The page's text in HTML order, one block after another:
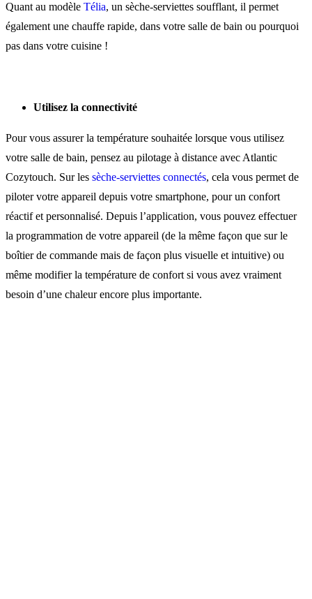
Quant au modèle Télia, un sèche-serviettes soufflant, il permet
également une chauffe rapide, dans votre salle de bain ou pourquoi
pas dans votre cuisine !
Utilisez la connectivité
Pour vous assurer la température souhaitée lorsque vous utilisez
votre salle de bain, pensez au pilotage à distance avec Atlantic
Cozytouch. Sur les sèche-serviettes connectés, cela vous permet de
piloter votre appareil depuis votre smartphone, pour un confort
réactif et personnalisé. Depuis l’application, vous pouvez effectuer
la programmation de votre appareil (de la même façon que sur le
boîtier de commande mais de façon plus visuelle et intuitive) ou
même modifier la température de confort si vous avez vraiment
besoin d’une chaleur encore plus importante.